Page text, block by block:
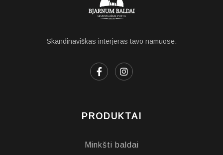
Skandinaviškas interjeras tavo namuose.
PRODUKTAI
Minkšti baldai